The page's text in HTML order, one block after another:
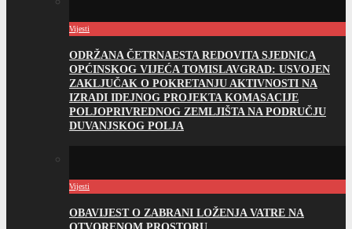
Vijesti
ODRŽANA ČETRNAESTA REDOVITA SJEDNICA
OPĆINSKOG VIJEĆA TOMISLAVGRAD: USVOJEN
ZAKLJUČAK O POKRETANJU AKTIVNOSTI NA
IZRADI IDEJNOG PROJEKTA KOMASACIJE
POLJOPRIVREDNOG ZEMLJIŠTA NA PODRUČJU
DUVANJSKOG POLJA
Vijesti
OBAVIJEST O ZABRANI LOŽENJA VATRE NA